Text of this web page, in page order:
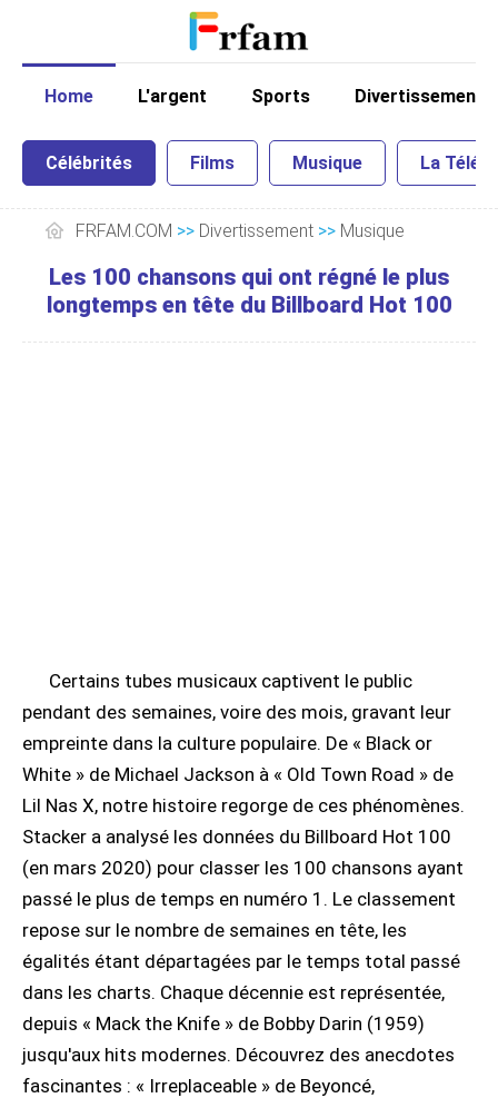
Home L'argent Sports Divertissement
Célébrités Films Musique La Télé
FRFAM.COM >> Divertissement >> Musique
Les 100 chansons qui ont régné le plus
longtemps en tête du Billboard Hot 100
Certains tubes musicaux captivent le public
pendant des semaines, voire des mois, gravant leur
empreinte dans la culture populaire. De « Black or
White » de Michael Jackson à « Old Town Road » de
Lil Nas X, notre histoire regorge de ces phénomènes.
Stacker a analysé les données du Billboard Hot 100
(en mars 2020) pour classer les 100 chansons ayant
passé le plus de temps en numéro 1. Le classement
repose sur le nombre de semaines en tête, les
égalités étant départagées par le temps total passé
dans les charts. Chaque décennie est représentée,
depuis « Mack the Knife » de Bobby Darin (1959)
jusqu'aux hits modernes. Découvrez des anecdotes
fascinantes : « Irreplaceable » de Beyoncé,